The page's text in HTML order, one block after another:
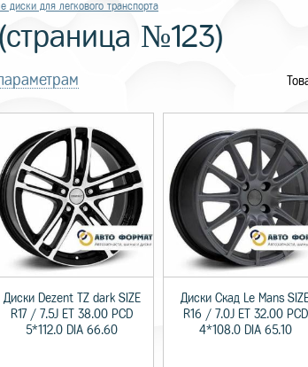
диски для легкового транспорта
№123)
Диски Dezent TZ dark SIZE
R17 / 7.5J ET 38.00 PCD
5*112.0 DIA 66.60
Диски Скад Le Mans
R16 / 7.0J ET 32.00 PCD
4*108.0 DIA 65.10